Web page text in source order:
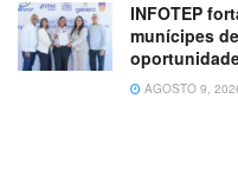
INFOTEP
munícipes
AGOSTO 9,